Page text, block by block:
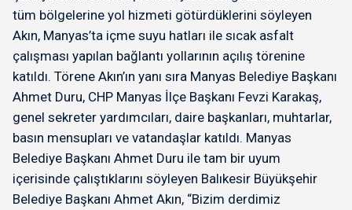
tüm bölgelerine yol hizmeti götürdüklerini söyleyen
Akın, Manyas’ta içme suyu hatları ile sıcak asfalt
çalışması yapılan bağlantı yollarının açılış törenine
katıldı. Törene Akın’ın yanı sıra Manyas Belediye Başkanı
Ahmet Duru, CHP Manyas İlçe Başkanı Fevzi Karakaş,
genel sekreter yardımcıları, daire başkanları, muhtarlar,
basın mensupları ve vatandaşlar katıldı. Manyas
Belediye Başkanı Ahmet Duru ile tam bir uyum
içerisinde çalıştıklarını söyleyen Balıkesir Büyükşehir
Belediye Başkanı Ahmet Akın, “Bizim derdimiz